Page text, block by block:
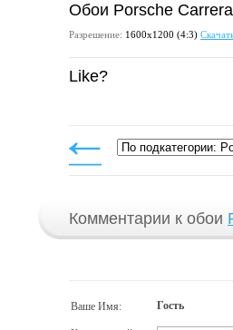
Обои Porsche Carrera
Разрешение: 1600х1200 (4:3)
Like?
Комментарии к обои
Ваше Имя: Гость